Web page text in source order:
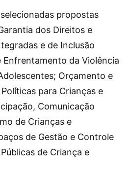
propostas
dos Direitos e
e de Inclusão
Enfrentamento da Violência
Orçamento e
para Crianças e
Comunicação
de Crianças e
de Gestão e Controle
de Criança e